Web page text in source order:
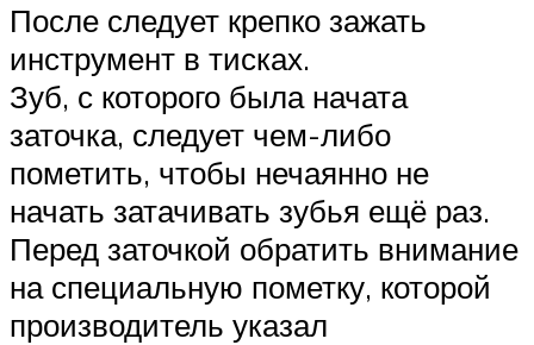
После следует крепко зажать
инструмент в тисках.
Зуб, с которого была начата
заточка, следует чем-либо
пометить, чтобы нечаянно не
начать затачивать зубья ещё раз.
Перед заточкой обратить внимание
на специальную пометку, которой
производитель указал